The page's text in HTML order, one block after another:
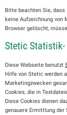
Bitte beachten Sie,
keine Aufzeichnung von
Browser gelöscht,
Stetic
Diese Webseite benutzt
Hilfe von Stetic werden
Marketingzwecken
Cookies, die in
Diese Cookies dienen
genauere Ermittlung